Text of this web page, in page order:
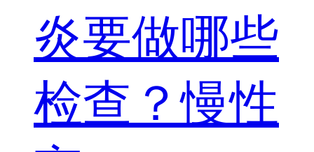
炎要做哪些
检查？慢性